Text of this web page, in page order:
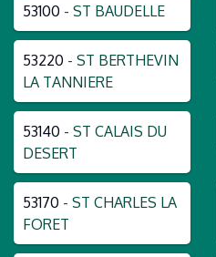
53100 - ST BAUDELLE
53220 - ST BERTHEVIN
LA TANNIERE
53140 - ST CALAIS DU
DESERT
53170 - ST CHARLES LA
FORET